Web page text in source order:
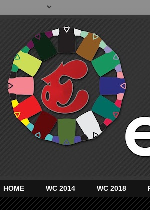
HOME WC 2014 WC 2018